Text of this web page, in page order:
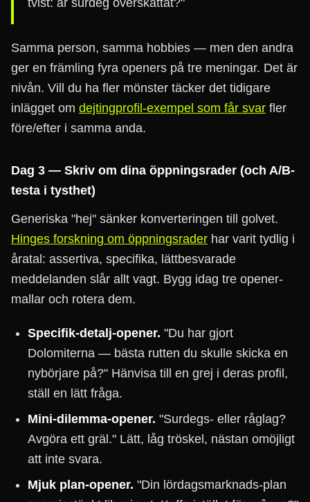
tvist: är surdeg överskattat?"
Samma person, samma hobbies — men den andra
ger en främling fyra openers på tre meningar. Det är
nivån. Vill du ha fler mönster täcker det tidigare
inlägget om dejtingprofil-exempel som får svar fler
före/efter i samma anda.
Dag 3 — Skriv om dina öppningsrader (och A/B-
testa i tysthet)
Generiska "hej" sänker konverteringen till golvet.
Hinges forskning om öppningsrader har varit tydlig i
åratal: assertiva, specifika, lättbesvarade
meddelanden slår allt vagt. Bygg idag tre opener-
mallar och rotera dem.
Specifik-detalj-opener. "Du har gjort
Dolomiterna — bästa rutten du skulle skicka en
nybörjare på?" Hänvisa till en grej i deras profil,
ställ en lätt fråga.
Mini-dilemma-opener. "Surdegs- eller råglag?
Avgöra ett gräl." Lätt, låg tröskel, nästan omöjligt
att inte svara.
Mjuk plan-opener. "Din lördagsmarknads-plan